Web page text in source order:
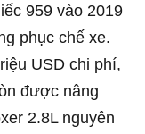
959 vào 2019
phục chế xe.
USD chi phí,
được nâng
2.8L nguyên